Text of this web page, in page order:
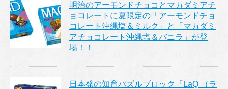
明治のアーモンドチョコとマカダミアチ
ョコレートに夏限定の「アーモンドチョ
コレート沖縄塩＆ミルク」と「マカダミ
アチョコレート沖縄塩＆バニラ」が登
場！！
日本発の知育パズルブロック『LaQ （ラ